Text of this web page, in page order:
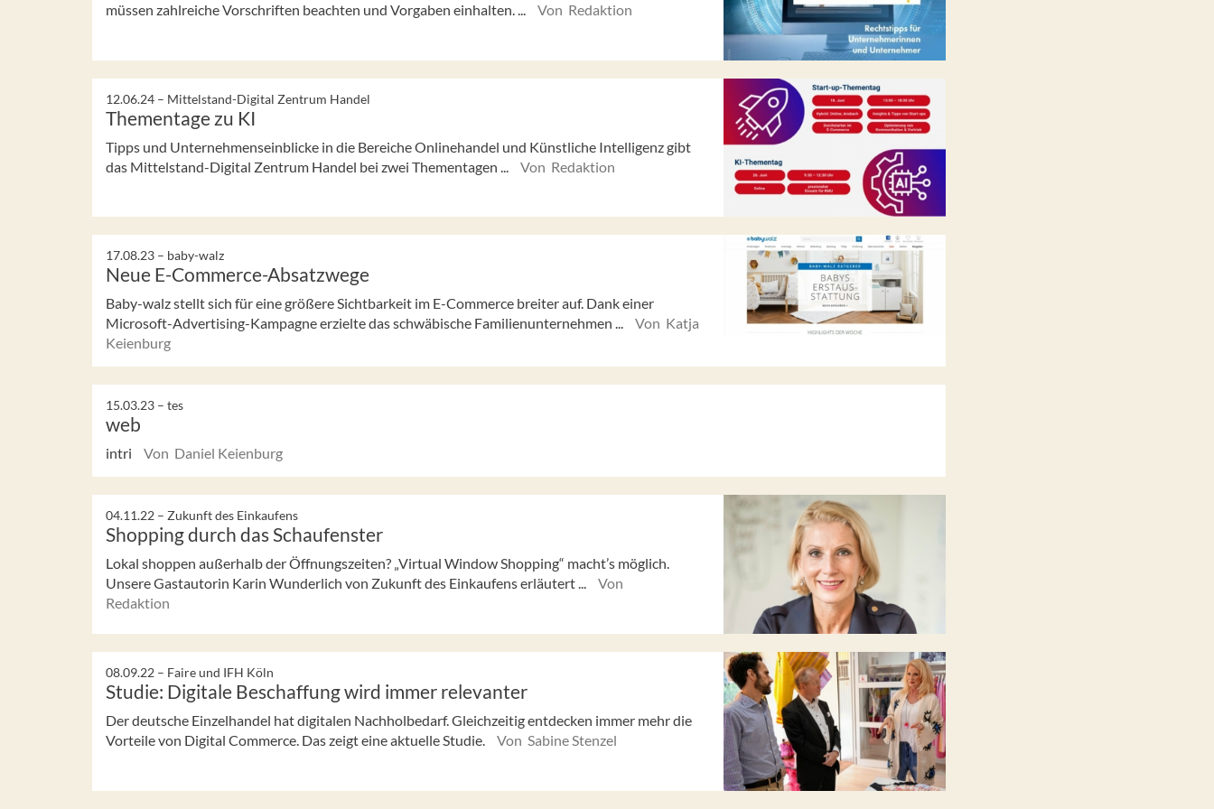
müssen zahlreiche Vorschriften beachten und Vorgaben einhalten. ... Von Redaktion
12.06.24 – Mittelstand-Digital Zentrum Handel
Thementage zu KI
Tipps und Unternehmenseinblicke in die Bereiche Onlinehandel und Künstliche Intelligenz gibt
das Mittelstand-Digital Zentrum Handel bei zwei Thementagen ...
Von Redaktion
17.08.23 – baby-walz
Neue E-Commerce-Absatzwege
Baby-walz stellt sich für eine größere Sichtbarkeit im E-Commerce breiter auf. Dank einer
Microsoft-Advertising-Kampagne erzielte das schwäbische Familienunternehmen ...
Von Katja
Keienburg
15.03.23 – tes
web
intri Von Daniel Keienburg
04.11.22 – Zukunft des Einkaufens
Shopping durch das Schaufenster
Lokal shoppen außerhalb der Öffnungszeiten? „Virtual Window Shopping“ macht’s möglich.
Unsere Gastautorin Karin Wunderlich von Zukunft des Einkaufens erläutert ...
Von
Redaktion
08.09.22 – Faire und IFH Köln
Studie: Digitale Beschaffung wird immer relevanter
Der deutsche Einzelhandel hat digitalen Nachholbedarf. Gleichzeitig entdecken immer mehr die
Vorteile von Digital Commerce. Das zeigt eine aktuelle Studie.
Von Sabine Stenzel